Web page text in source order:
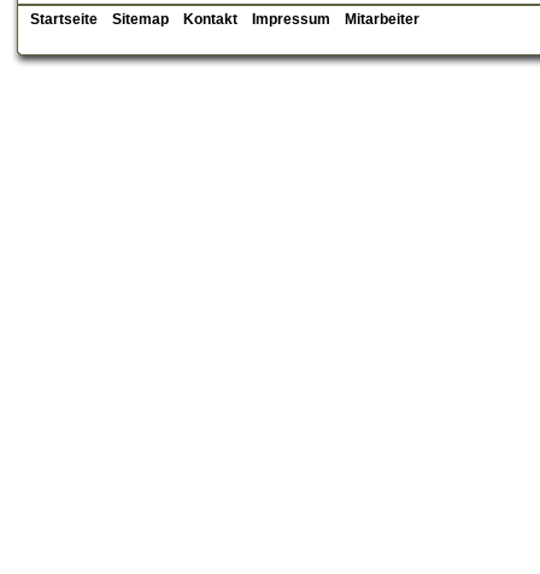
Startseite Sitemap Kontakt Impressum Mitarbeiter